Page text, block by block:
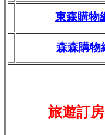
東森購物
森森購物
旅遊訂